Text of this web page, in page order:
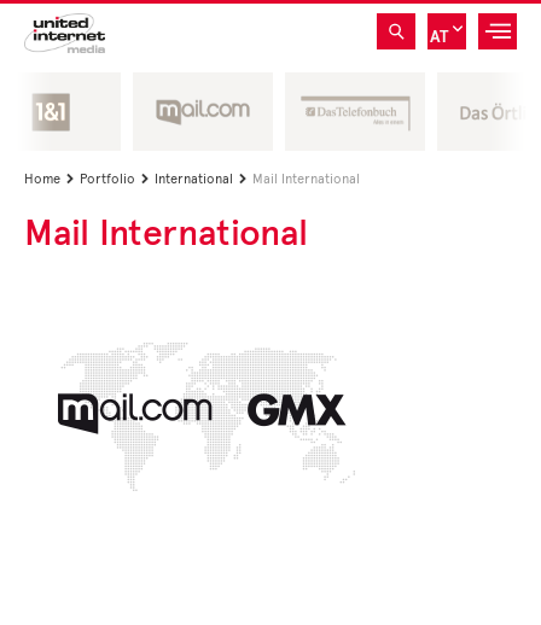
AT
Home  Portfolio  International  Mail International
Mail International